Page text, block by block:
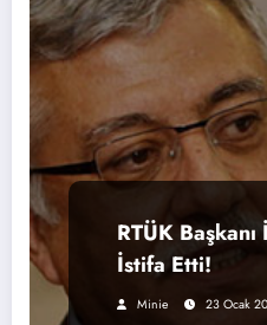
RTÜK
İstifa Etti!
Minie 23 Ocak